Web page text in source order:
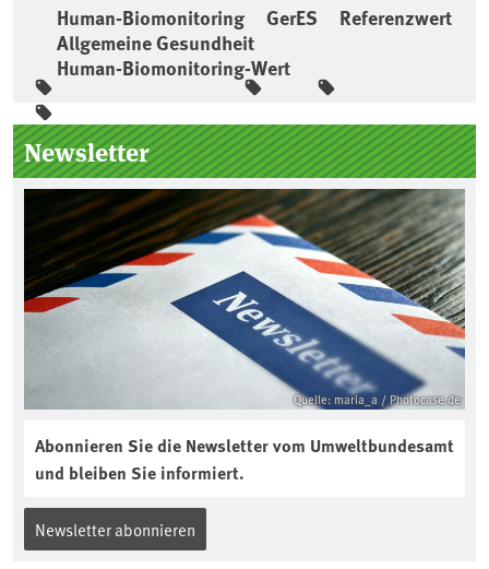
Human-Biomonitoring GerES
Referenzwert
Allgemeine Gesundheit
Human-Biomonitoring-Wert
Seitenleiste
Newsletter
Quelle: maria_a / Photocase.de
Abonnieren Sie die Newsletter vom Umweltbundesamt
und bleiben Sie informiert.
Newsletter abonnieren